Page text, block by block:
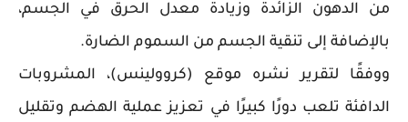
من الدهون الزائدة وزيادة معدل الحرق في الجسم،
بالإضافة إلى تنقية الجسم من السموم الضارة.
ووفقًا لتقرير نشره موقع (كروولينس)، المشروبات
الدافئة تلعب دورًا كبيرًا في تعزيز عملية الهضم وتقليل